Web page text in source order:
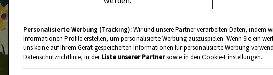
Personalisierte Werbung (Tracking):Wir und unsere Partner verarbeiten Daten, indem
Informationen Profile erstellen, um personalisierte Werbung auszuspielen. Wenn Sie ein
uns keine auf Ihrem Gerät gespeicherten Informationen für personalisierte Werbung
Datenschutzrichtlinie, in derListe unserer Partnersowie in den Cookie-Einstellungen.